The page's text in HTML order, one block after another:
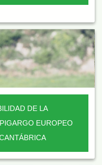
DE LA
EUROPEO